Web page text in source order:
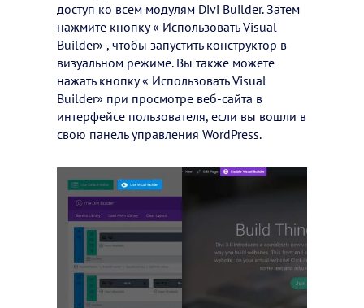
доступ ко всем модулям Divi Builder. Затем
нажмите кнопку « Использовать Visual
Builder» , чтобы запустить конструктор в
визуальном режиме. Вы также можете
нажать кнопку « Использовать Visual
Builder» при просмотре веб-сайта в
интерфейсе пользователя, если вы вошли в
свою панель управления WordPress.